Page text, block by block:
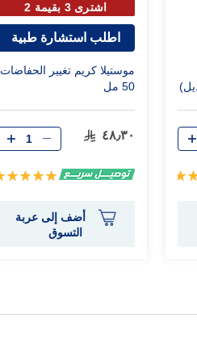
اشترى 3 بقيمة 2
اطلب استشارة طبية
موستيلا كريم تغيير الحفاضات
50 مل
٤٨٫٣٠
تقييم:
أضف إلى عربة
التسوق